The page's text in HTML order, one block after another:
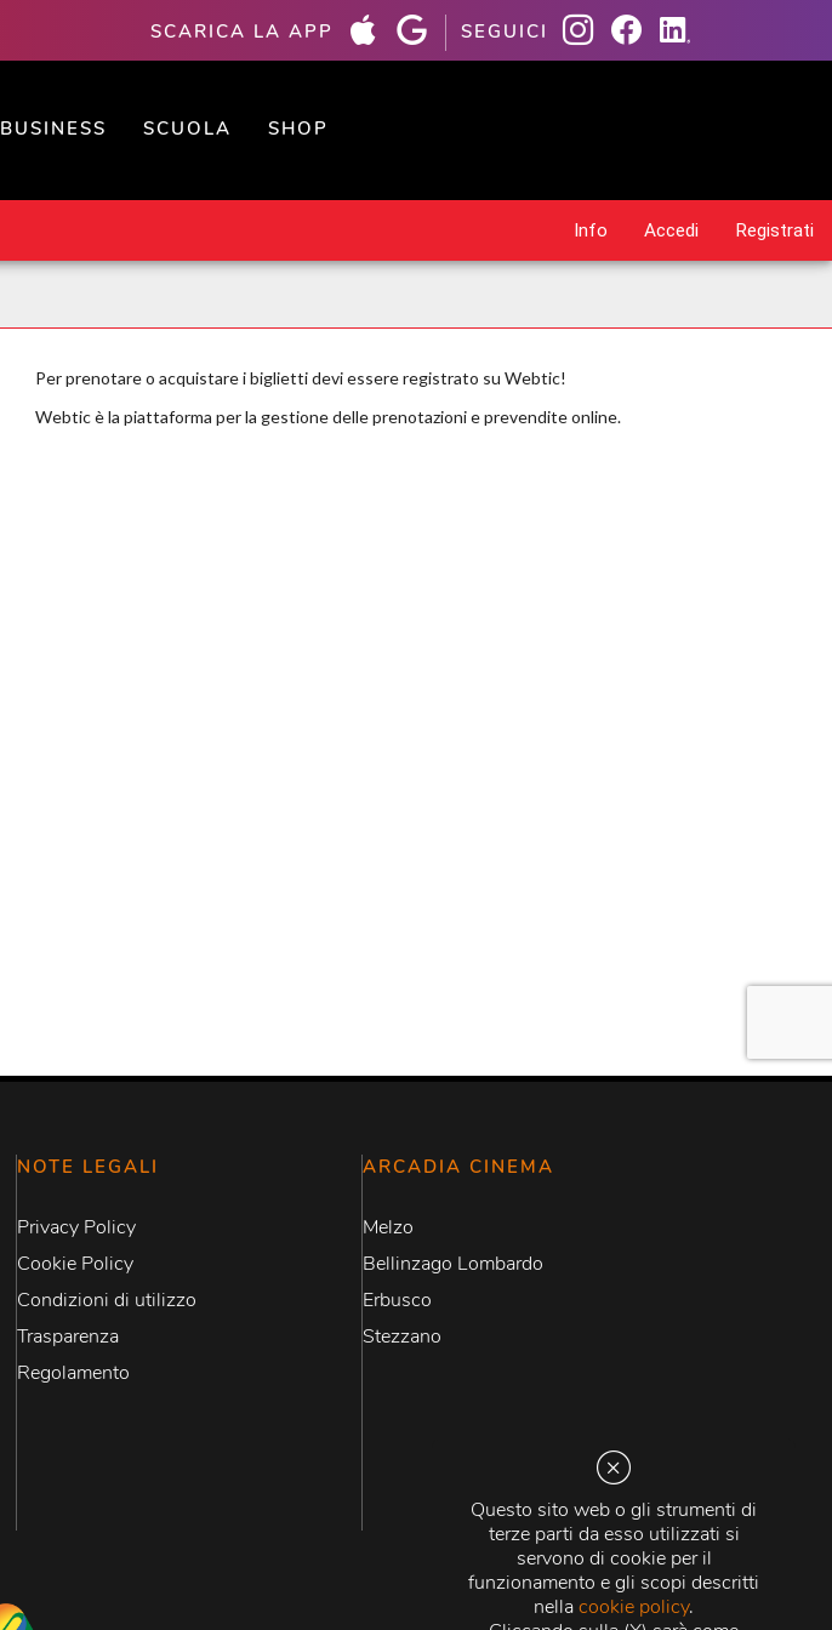
Questo sito web o gli strumenti di
terze parti da esso utilizzati si
servono di cookie per il
funzionamento e gli scopi descritti
nellacookie policy.
SCARICA LA APP SEGUICI
BUSINESS SCUOLA SHOP
NOTE LEGALI
Privacy Policy
Cookie Policy
Condizioni di utilizzo
Trasparenza
Regolamento
ARCADIA CINEMA
Melzo
Bellinzago Lombardo
Erbusco
Stezzano